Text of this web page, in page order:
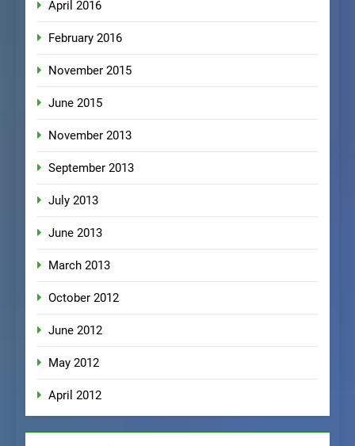
April 2016
February 2016
November 2015
June 2015
November 2013
September 2013
July 2013
June 2013
March 2013
October 2012
June 2012
May 2012
April 2012